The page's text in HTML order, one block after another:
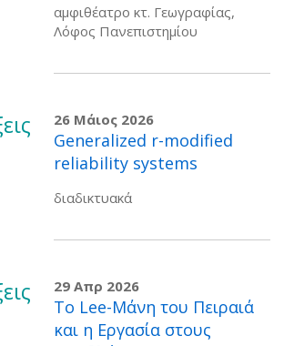
αμφιθέατρο κτ. Γεωγραφίας,
Λόφος Πανεπιστημίου
26 Μάιος 2026
Generalized r-modified
reliability systems
διαδικτυακά
29 Απρ 2026
Το Lee-Μάνη του Πειραιά
και η Εργασία στους